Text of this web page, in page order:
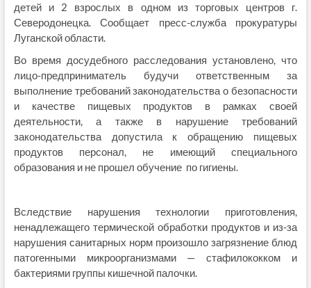
детей и 2 взрослых в одном из торговых центров г.
Северодонецка. Сообщает пресс-служба прокуратуры
Луганской области.
Во время досудебного расследования установлено, что
лицо-предприниматель будучи ответственным за
выполнение требований законодательства о безопасности
и качестве пищевых продуктов в рамках своей
деятельности, а также в нарушение требований
законодательства допустила к обращению пищевых
продуктов персонал, не имеющий специального
образования и не прошел обучение по гигиены.
Вследствие нарушения технологии приготовления,
ненадлежащего термической обработки продуктов и из-за
нарушения санитарных норм произошло загрязнение блюд
патогенными микроорганизмами — стафилококком и
бактериями группы кишечной палочки.